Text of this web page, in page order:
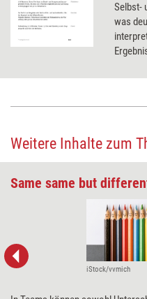
Selbst-
was
Weitere Inhalte zum
Same same but
iStock/vvmich